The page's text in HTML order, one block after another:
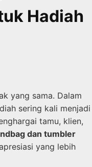
Hadiah
yang sama. Dalam
sering kali menjadi
tamu, klien,
dan tumbler
yang lebih